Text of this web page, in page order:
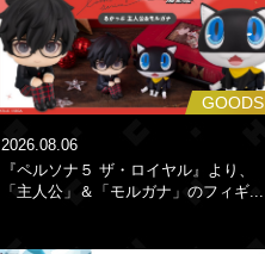
GOODS
2026.08.06
『ペルソナ５ ザ・ロイヤル』より、
「主人公」＆「モルガナ」のフィギ...